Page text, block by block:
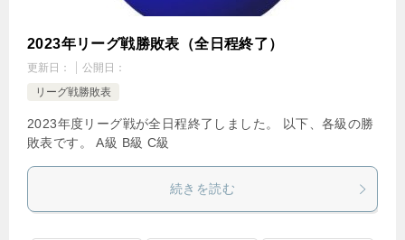
2023年リーグ戦勝敗表（全日程終了）
更新日：
公開日：
リーグ戦勝敗表
2023年度リーグ戦が全日程終了しました。 以下、各級の勝
敗表です。 A級 B級 C級
続きを読む